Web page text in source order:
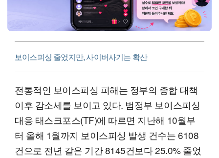
보이스피싱 줄었지만, 사이버사기는 확산
전통적인 보이스피싱 피해는 정부의 종합 대책
이후 감소세를 보이고 있다. 범정부 보이스피싱
대응 태스크포스(TF)에 따르면 지난해 10월부
터 올해 1월까지 보이스피싱 발생 건수는 6108
건으로 전년 같은 기간 8145건보다 25.0% 줄었